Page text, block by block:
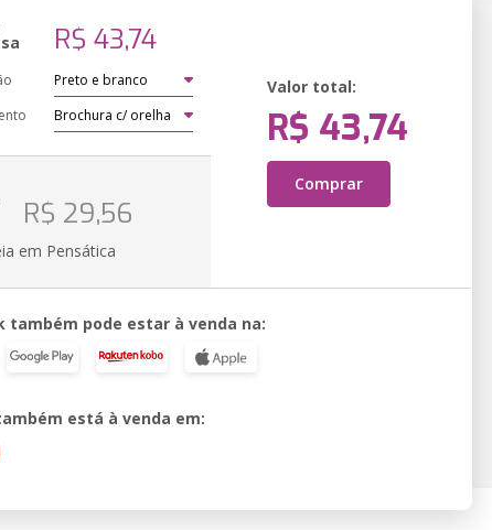
R$ 43,74
Valor total:
R$ 43,74
Comprar
R$ 29,56
em Pensática
também pode estar à venda na:
está à venda em: